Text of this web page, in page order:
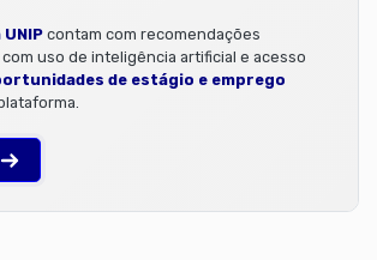
contam com recomendações
uso de inteligência artificial e acesso
de estágio e emprego